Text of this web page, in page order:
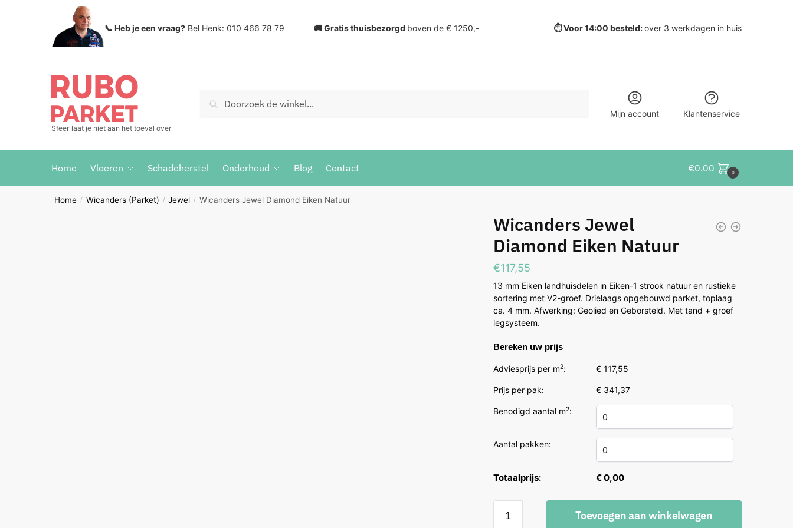
📞 Heb je een vraag? Bel Henk: 010 466 78 79 🚚 Gratis thuisbezorgd boven de € 1250,- ⏱️ Voor 14:00 besteld:over 3 werkdagen in huis
Sfeer laat je niet aan het toeval over
voor:
Mijn account Klantenservice
Home Vloeren Schadeherstel Onderhoud Blog Contact €0.00 0
Home / Wicanders (Parket) / Jewel / Wicanders Jewel Diamond Eiken Natuur
Wicanders Jewel
Diamond Eiken Natuur
€117,55
13 mm Eiken landhuisdelen in Eiken-1 strook natuur en rustieke
sortering met V2-groef. Drielaags opgebouwd parket, toplaag
ca. 4 mm. Afwerking: Geolied en Geborsteld. Met tand + groef
legsysteem.
Bereken uw prijs
Adviesprijs per m2: € 117,55
Prijs per pak: € 341,37
Benodigd aantal m2:
Aantal pakken:
Totaalprijs: € 0,00
Jewel
Toevoegen aan winkelwagen